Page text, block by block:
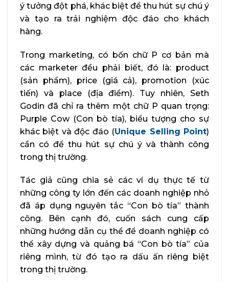
ý tưởng đột phá, khác biệt để thu hút sự chú ý
và tạo ra trải nghiệm độc đáo cho khách
hàng.
Trong marketing, có bốn chữ P cơ bản mà
các marketer đều phải biết, đó là: product
(sản phẩm), price (giá cả), promotion (xúc
tiến) và place (địa điểm). Tuy nhiên, Seth
Godin đã chỉ ra thêm một chữ P quan trọng:
Purple Cow (Con bò tía), biểu tượng cho sự
khác biệt và độc đáo (Unique Selling Point)
cần có để thu hút sự chú ý và thành công
trong thị trường.
Tác giả cũng chia sẻ các ví dụ thực tế từ
những công ty lớn đến các doanh nghiệp nhỏ
đã áp dụng nguyên tắc “Con bò tía” thành
công. Bên cạnh đó, cuốn sách cung cấp
những hướng dẫn cụ thể để doanh nghiệp có
thể xây dựng và quảng bá “Con bò tía” của
riêng mình, từ đó tạo ra dấu ấn riêng biệt
trong thị trường.